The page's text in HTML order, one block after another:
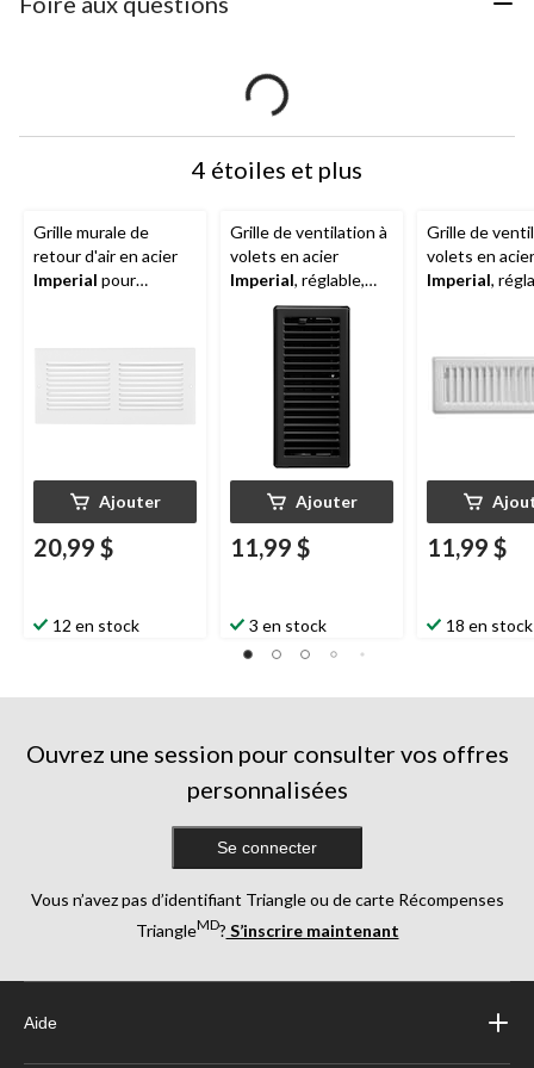
4 étoiles et plus
Grille murale de
retour d'air en acier
Imperial pour
chauffage, blanc, 14 x
6 po
Ajouter
20,99 $
12 en stock
Grille de ventilation à
volets en acier
Imperial, réglable,
noir mat, 3 x 10 po
Ajouter
11,99 $
3 en stock
Grille de
volets en acier
Imperial,
11,99 $
18 en stock
Ouvrez une session pour consulter vos offres
personnalisées
Se connecter
Vous n’avez pas d’identifiant Triangle ou de carte Récompenses
TriangleMD? S’inscrire maintenant
Aide